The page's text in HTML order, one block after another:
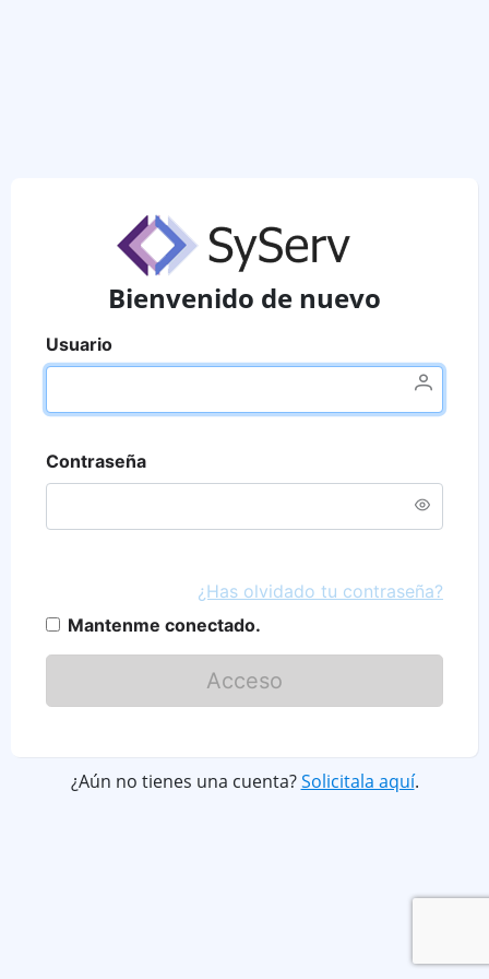
Bienvenido de nuevo
Usuario
Contraseña
¿Has olvidado tu contraseña?
Mantenme conectado.
Acceso
¿Aún no tienes una cuenta?Solicitala aquí.